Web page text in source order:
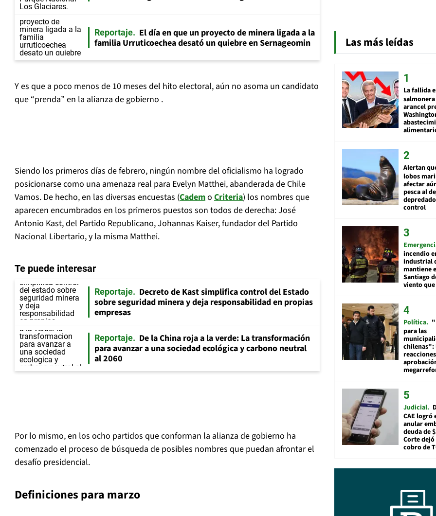
Reportaje
El día en que un proyecto de minera ligada a la
familia Urruticoechea desató un quiebre en Sernageomin
Y es que a poco menos de 10 meses del hito electoral, aún no asoma un candidato
que “prenda” en la alianza de gobierno .
Siendo los primeros días de febrero, ningún nombre del oficialismo ha logrado
posicionarse como una amenaza real para Evelyn Matthei, abanderada de Chile
Vamos. De hecho, en las diversas encuestas (Cademo Criteria) los nombres que
aparecen encumbrados en los primeros puestos son todos de derecha: José
Antonio Kast, del Partido Republicano, Johannas Kaiser, fundador del Partido
Nacional Libertario, y la misma Matthei.
Te puede interesar
Reportaje
Decreto de Kast simplifica control del Estado
sobre seguridad minera y deja responsabilidad en propias
empresas
Reportaje
De la China roja a la verde: La transformación
para avanzar a una sociedad ecológica y carbono neutral
al 2060
Por lo mismo, en los ocho partidos que conforman la alianza de gobierno ha
comenzado el proceso de búsqueda de posibles nombres que puedan afrontar el
desafío presidencial.
Definiciones para marzo
Las más leídas
La fallida
arancel
Alertan
lobos
afectar
pesca al
control
incendio
industrial
mantiene
Santiago
viento que
Política
para las
chilenas":
Judicial
CAE logró
anular
deuda de
Corte
cobro de